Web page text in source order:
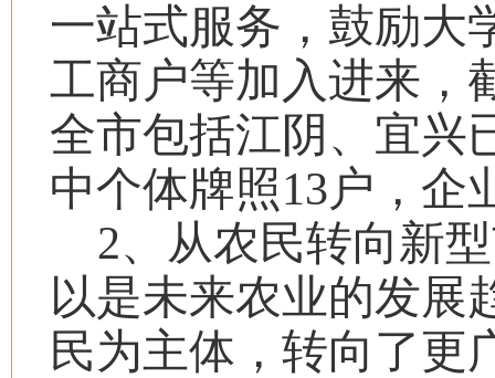
一站式服务，鼓励大
工商户等加入进来，
全市包括江阴、宜兴
中个体牌照13户，企
2、从农民转向新
以是未来农业的发展
民为主体，转向了更